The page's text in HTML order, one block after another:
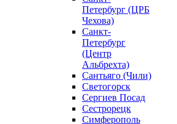
Петербург (ЦРБ
Чехова)
Санкт-
Петербург
(Центр
Альбрехта)
Сантьяго (Чили)
Светогорск
Сергиев Посад
Сестрорецк
Симферополь